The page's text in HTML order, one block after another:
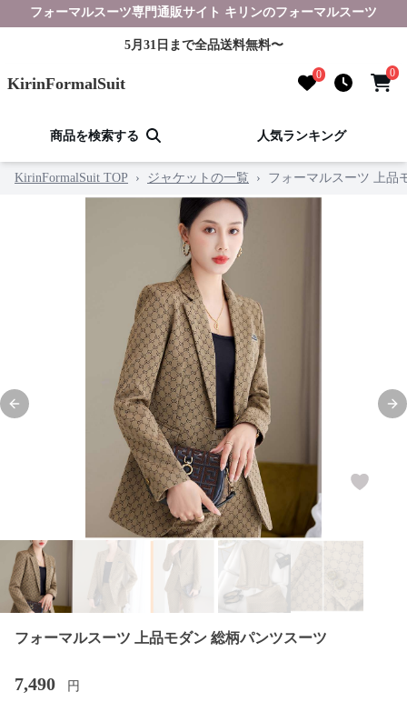
フォーマルスーツ専門通販サイト キリンのフォーマルスーツ
5月31日まで全品送料無料〜
KirinFormalSuit 0 0
商品を検索する 人気ランキング
KirinFormalSuit TOP › ジャケットの一覧 › フォーマルスーツ 上品
Previous slide
フォーマルスーツ 上品モダン 総柄パンツスーツ
7,490 円